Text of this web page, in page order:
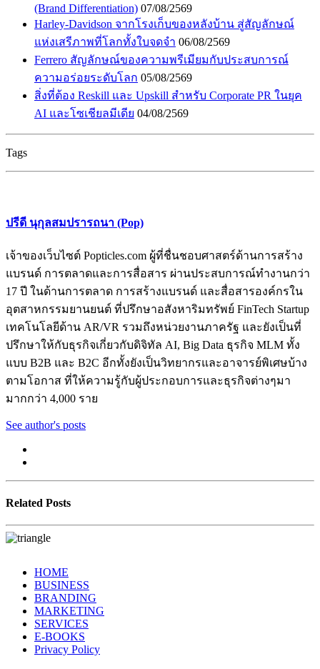
(Brand Differentiation) 07/08/2569
Harley-Davidson จากโรงเก็บของหลังบ้าน สู่สัญลักษณ์
แห่งเสรีภาพที่โลกทั้งใบจดจำ 06/08/2569
Ferrero สัญลักษณ์ของความพรีเมียมกับประสบการณ์
ความอร่อยระดับโลก 05/08/2569
สิ่งที่ต้อง Reskill และ Upskill สำหรับ Corporate PR ในยุค
AI และโซเชียลมีเดีย 04/08/2569
Tags
ปรีดี นุกุลสมปรารถนา (Pop)
เจ้าของเว็บไซต์ Popticles.com ผู้ที่ชื่นชอบศาสตร์ด้านการสร้าง
แบรนด์ การตลาดและการสื่อสาร ผ่านประสบการณ์ทำงานกว่า
17 ปี ในด้านการตลาด การสร้างแบรนด์ และสื่อสารองค์กรใน
อุตสาหกรรมยานยนต์ ที่ปรึกษาอสังหาริมทรัพย์ FinTech Startup
เทคโนโลยีด้าน AR/VR รวมถึงหน่วยงานภาครัฐ และยังเป็นที่
ปรึกษาให้กับธุรกิจเกี่ยวกับดิจิทัล AI, Big Data ธุรกิจ MLM ทั้ง
แบบ B2B และ B2C อีกทั้งยังเป็นวิทยากรและอาจารย์พิเศษบ้าง
ตามโอกาส ที่ให้ความรู้กับผู้ประกอบการและธุรกิจต่างๆมา
มากกว่า 4,000 ราย
See author's posts
Related Posts
HOME
BUSINESS
BRANDING
MARKETING
SERVICES
E-BOOKS
Privacy Policy